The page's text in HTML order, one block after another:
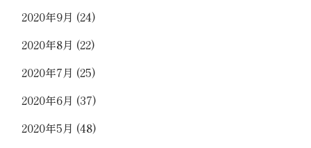
2020年9月 (24)
2020年8月 (22)
2020年7月 (25)
2020年6月 (37)
2020年5月 (48)